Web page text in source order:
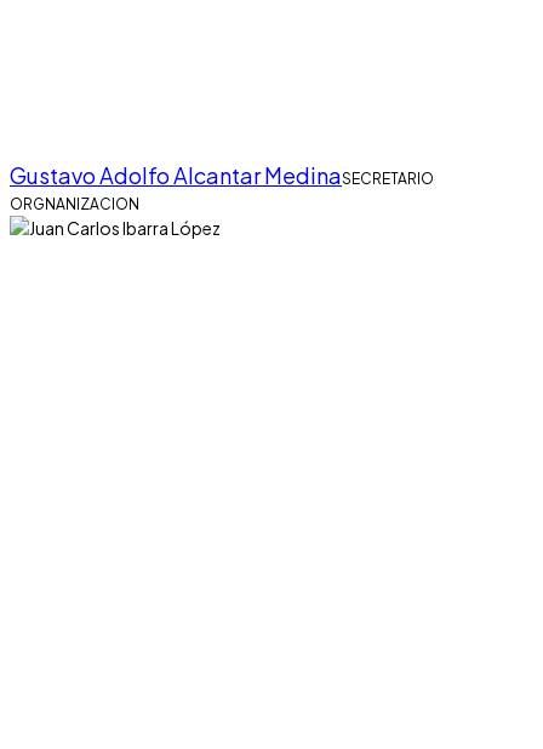
Gustavo Adolfo Alcantar MedinaSECRETARIO
ORGNANIZACION